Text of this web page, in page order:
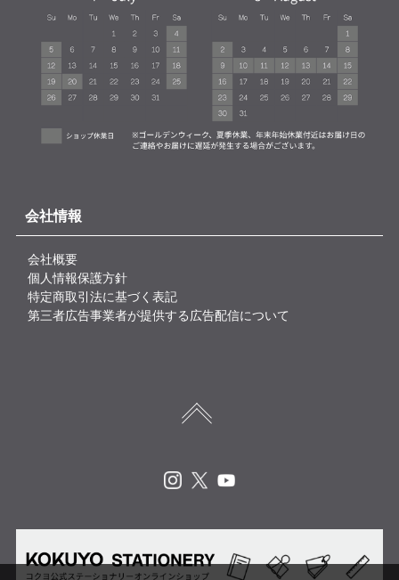
会社情報
会社概要
個人情報保護方針
特定商取引法に基づく表記
第三者広告事業者が提供する広告配信について